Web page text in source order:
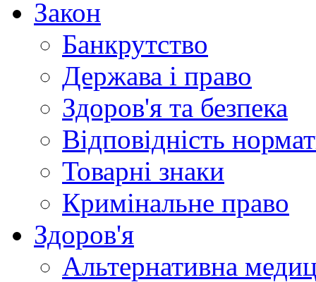
Закон
Банкрутство
Держава і право
Здоров'я та безпека
Відповідність
Товарні знаки
Кримінальне право
Здоров'я
Альтернативна